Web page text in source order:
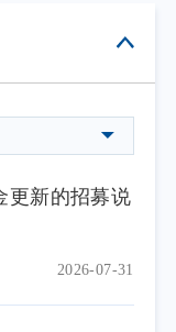
更新的招募说
2026-07-31